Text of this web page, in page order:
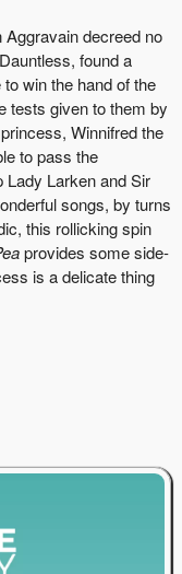
decreed no
found a
win the hand of the
tests given to them by
Winnifred the
to pass the
Lady Larken and Sir
songs, by turns
this rollicking spin
provides some side-
is a delicate thing.